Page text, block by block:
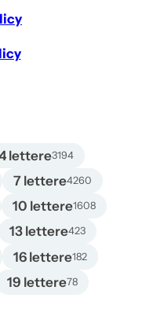
lettere3194
7 lettere4260
10 lettere1608
13 lettere423
16 lettere182
19 lettere78